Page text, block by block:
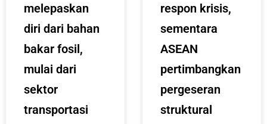
melepaskan
diri dari bahan
bakar fosil,
mulai dari
sektor
transportasi
respon krisis,
sementara
ASEAN
pertimbangkan
pergeseran
struktural